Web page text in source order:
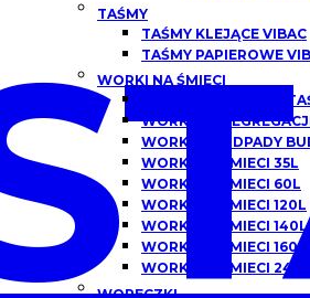
TAŚMY
TAŚMY KLEJĄCE VIBAC
TAŚMY PAPIEROWE
WORKI NA ŚMIECI
WORKI NA ŚMIECI Z
WORKI DO SEGREGACJI
WORKI NA ODPADY
WORKI NA ŚMIECI 35L
WORKI NA ŚMIECI 60L
WORKI NA ŚMIECI 120L
WORKI NA ŚMIECI 140L
WORKI NA ŚMIECI 160L
WORKI NA ŚMIECI 240L
WORECZKI